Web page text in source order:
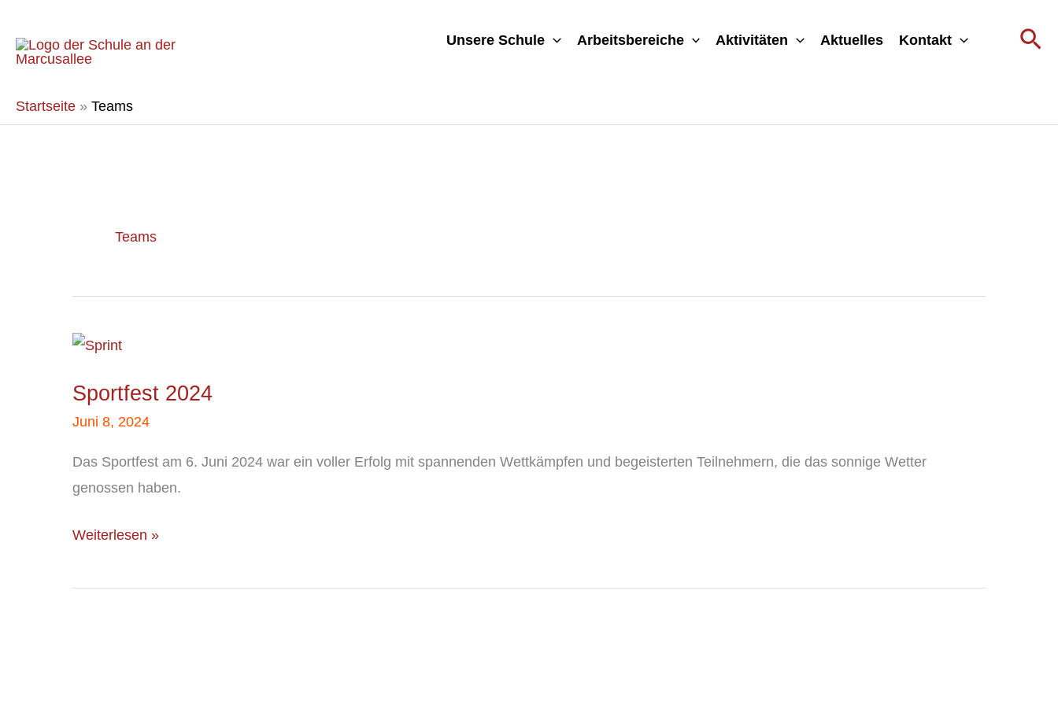
Inhalt
Unsere Schule Arbeitsbereiche Aktivitäten Aktuelles Kontakt
Startseite » Teams
Teams
Sportfest 2024
Juni 8, 2024
Das Sportfest am 6. Juni 2024 war ein voller Erfolg mit spannenden Wettkämpfen und begeisterten Teilnehmern, die das sonnige Wetter
genossen haben.
Sportfest
Weiterlesen »